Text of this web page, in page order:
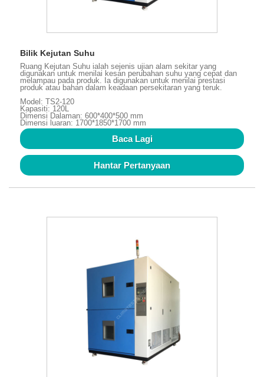
Bilik Kejutan Suhu
Ruang Kejutan Suhu ialah sejenis ujian alam sekitar yang
digunakan untuk menilai kesan perubahan suhu yang cepat dan
melampau pada produk. Ia digunakan untuk menilai prestasi
produk atau bahan dalam keadaan persekitaran yang teruk.
Model: TS2-120
Kapasiti: 120L
Dimensi Dalaman: 600*400*500 mm
Dimensi luaran: 1700*1850*1700 mm
Baca Lagi
Hantar Pertanyaan